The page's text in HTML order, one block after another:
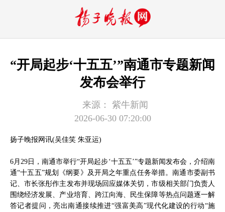
“开局起步‘十五五’”南通市专题新闻
发布会举行
来源：
紫牛新闻
2026-06-30 07:20:00
扬子晚报网讯(吴佳笑 朱亚运)
6月29日，南通市举行“开局起步‘十五五’”专题新闻发布会，介绍南
通“十五五”规划《纲要》及开局之年重点任务举措。南通市委副书
记、市长张彤作主发布并现场回应媒体关切，市级相关部门负责人
围绕经济发展、产业培育、跨江向海、民生保障等热点问题逐一解
答记者提问，亮出南通接续推进“强富美高”现代化建设的行动“施